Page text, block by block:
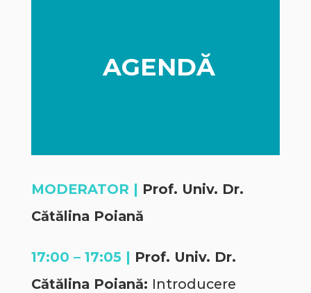
AGENDĂ
MODERATOR | Prof. Univ. Dr.
Cătălina Poiană
17:00 – 17:05 | Prof. Univ. Dr.
Cătălina Poiană: Introducere